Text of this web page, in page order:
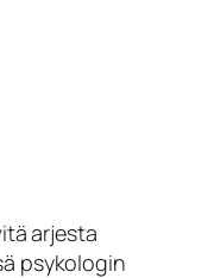
arjesta
psykologin